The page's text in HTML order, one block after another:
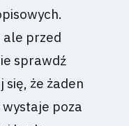
ale przed
sprawdź
że żaden
poza